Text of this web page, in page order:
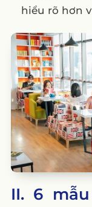
hiểu rõ hơn
II. 6